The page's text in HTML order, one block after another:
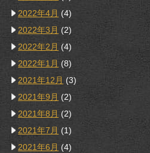
2022年4月 (4)
2022年3月 (2)
2022年2月 (4)
2022年1月 (8)
2021年12月 (3)
2021年9月 (2)
2021年8月 (2)
2021年7月 (1)
2021年6月 (4)